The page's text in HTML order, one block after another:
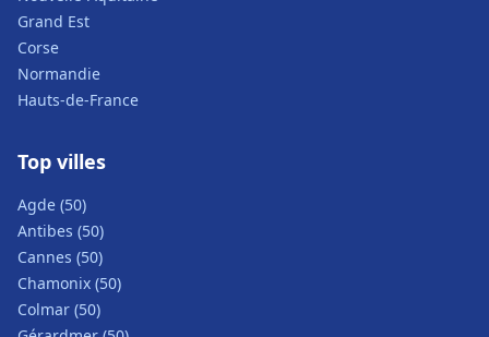
Grand Est
Corse
Normandie
Hauts-de-France
Top villes
Agde (50)
Antibes (50)
Cannes (50)
Chamonix (50)
Colmar (50)